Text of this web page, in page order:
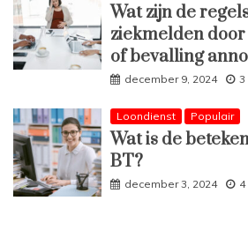
Wat zijn de
ziekmelden
of bevalling
december 9, 2024 3
Loondienst Populair
Wat is de
BT?
december 3, 2024